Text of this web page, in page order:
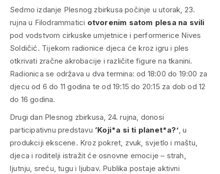
Sedmo izdanje Plesnog zbirkusa počinje u utorak, 23.
rujna u Filodrammatici otvorenim satom plesa na svili
pod vodstvom cirkuske umjetnice i performerice Nives
Soldičić. Tijekom radionice djeca će kroz igru i ples
otkrivati zračne akrobacije i različite figure na tkanini.
Radionica se održava u dva termina: od 18:00 do 19:00 za
djecu od 6 do 11 godina te od 19:15 do 20:15 za dob od 12
do 16 godina.
Drugi dan Plesnog zbirkusa, 24. rujna, donosi
participativnu predstavu ‘Koji*a si ti planet*a?’, u
produkciji ekscene. Kroz pokret, zvuk, svjetlo i maštu,
djeca i roditelji istražit će osnovne emocije – strah,
ljutnju, sreću, tugu i ljubav. Publika postaje aktivni